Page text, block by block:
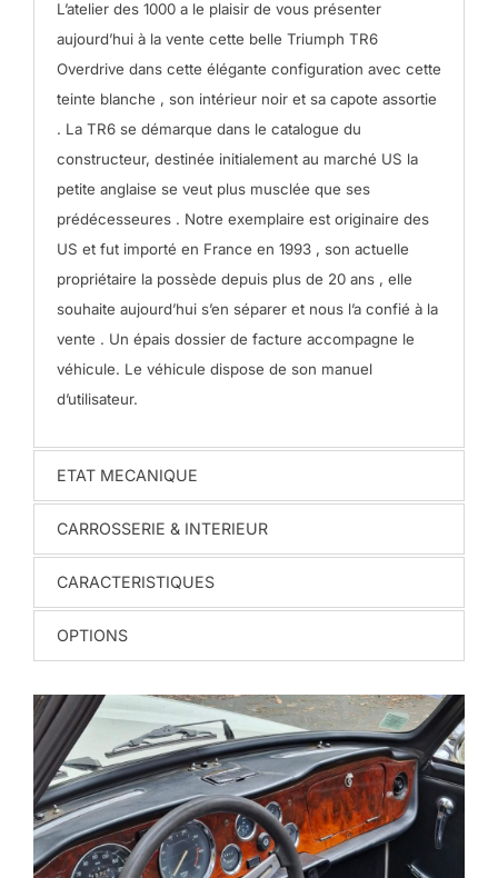
L’atelier des 1000 a le plaisir de vous présenter
aujourd’hui à la vente cette belle Triumph TR6
Overdrive dans cette élégante configuration avec cette
teinte blanche , son intérieur noir et sa capote assortie
. La TR6 se démarque dans le catalogue du
constructeur, destinée initialement au marché US la
petite anglaise se veut plus musclée que ses
prédécesseures . Notre exemplaire est originaire des
US et fut importé en France en 1993 , son actuelle
propriétaire la possède depuis plus de 20 ans , elle
souhaite aujourd’hui s’en séparer et nous l’a confié à la
vente . Un épais dossier de facture accompagne le
véhicule. Le véhicule dispose de son manuel
d’utilisateur.
ETAT MECANIQUE
CARROSSERIE & INTERIEUR
CARACTERISTIQUES
OPTIONS